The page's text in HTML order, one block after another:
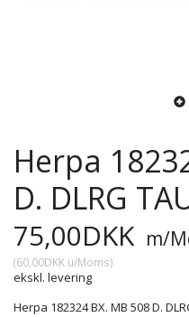
Herpa
D. DLRG
75,00DKK m/
(60,00DKK u/Moms)
ekskl. levering
Herpa 182324 BX. MB 508 D.